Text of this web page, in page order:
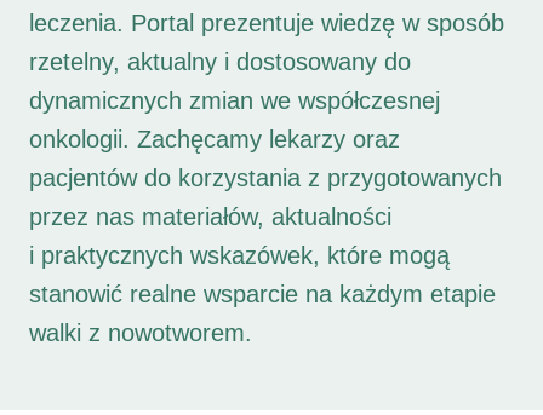
leczenia. Portal prezentuje wiedzę w sposób
rzetelny, aktualny i dostosowany do
dynamicznych zmian we współczesnej
onkologii. Zachęcamy lekarzy oraz
pacjentów do korzystania z przygotowanych
przez nas materiałów, aktualności
i praktycznych wskazówek, które mogą
stanowić realne wsparcie na każdym etapie
walki z nowotworem.